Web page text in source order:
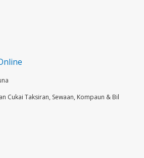
Cukai Taksiran, Sewaan, Kompaun & Bil